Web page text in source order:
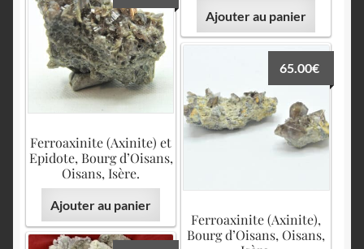
Ajouter au panier
Ferroaxinite (Axinite) et
Epidote, Bourg d’Oisans,
Oisans, Isère.
Ajouter au panier
Ferroaxinite (Axinite),
Bourg d’Oisans, Oisans,
65.00€